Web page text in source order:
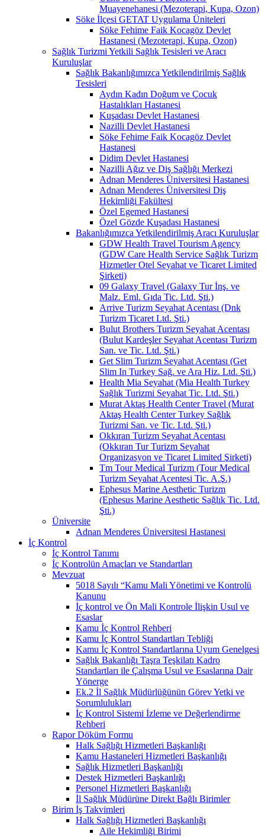
Muayenehanesi (Mezoterapi, Kupa, Ozon)
Söke İlçesi GETAT Uygulama Üniteleri
Söke Fehime Faik Kocagöz Devlet
Hastanesi (Mezoterapi, Kupa, Ozon)
Sağlık Turizmi Yetkili Sağlık Tesisleri ve Aracı
Kuruluşlar
Sağlık Bakanlığımızca Yetkilendirilmiş Sağlık
Tesisleri
Aydın Kadın Doğum ve Çocuk
Hastalıkları Hastanesi
Kuşadası Devlet Hastanesi
Nazilli Devlet Hastanesi
Söke Fehime Faik Kocagöz Devlet
Hastanesi
Didim Devlet Hastanesi
Nazilli Ağız ve Diş Sağlığı Merkezi
Adnan Menderes Üniversitesi Hastanesi
Adnan Menderes Üniversitesi Diş
Hekimliği Fakültesi
Özel Egemed Hastanesi
Özel Gözde Kuşadası Hastanesi
Bakanlığımızca Yetkilendirilmiş Aracı Kuruluşlar
GDW Health Travel Tourism Agency
(GDW Care Health Service Sağlık Turizm
Hizmetler Otel Seyahat ve Ticaret Limited
Şirketi)
09 Galaxy Travel (Galaxy Tur İnş. ve
Malz. Eml. Gıda Tic. Ltd. Şti.)
Arrive Turizm Seyahat Acentası (Dnk
Turizm Ticaret Ltd. Şti.)
Bulut Brothers Turizm Seyahat Acentası
(Bulut Kardeşler Seyahat Acentası Turizm
San. ve Tic. Ltd. Şti.)
Get Slim Turizm Seyahat Acentası (Get
Slim In Turkey Sağ. ve Ara Hiz. Ltd. Şti.)
Health Mia Seyahat (Mia Health Turkey
Sağlık Turizmi Seyahat Tic. Ltd. Şti.)
Murat Aktaş Health Center Travel (Murat
Aktaş Health Center Turkey Sağlık
Turizmi San. ve Tic. Ltd. Şti.)
Okkıran Turizm Seyahat Acentası
(Okkıran Tur Turizm Seyahat
Organizasyon ve Ticaret Limited Şirketi)
Tm Tour Medical Turizm (Tour Medical
Turizm Seyahat Acentesi Tic. A.Ş.)
Ephesus Marine Aesthetic Turizm
(Ephesus Marine Aesthetic Sağlık Tic. Ltd.
Şti.)
Üniversite
Adnan Menderes Üniversitesi Hastanesi
İç Kontrol
İç Kontrol Tanımı
İç Kontrolün Amaçları ve Standartları
Mevzuat
5018 Sayılı “Kamu Mali Yönetimi ve Kontrolü
Kanunu
İç kontrol ve Ön Mali Kontrole İlişkin Usul ve
Esaslar
Kamu İç Kontrol Rehberi
Kamu İç Kontrol Standartları Tebliği
Kamu İç Kontrol Standartlarına Uyum Genelgesi
Sağlık Bakanlığı Taşra Teşkilatı Kadro
Standartları ile Çalışma Usul ve Esaslarına Dair
Yönerge
Ek.2 İl Sağlık Müdürlüğünün Görev Yetki ve
Sorumlulukları
İç Kontrol Sistemi İzleme ve Değerlendirme
Rehberi
Rapor Döküm Formu
Halk Sağlığı Hizmetleri Başkanlığı
Kamu Hastaneleri Hizmetleri Başkanlığı
Sağlık Hizmetleri Başkanlığı
Destek Hizmetleri Başkanlığı
Personel Hizmetleri Başkanlığı
İl Sağlık Müdürüne Direkt Bağlı Birimler
Birim İş Takvimleri
Halk Sağlığı Hizmetleri Başkanlığı
Aile Hekimliği Birimi